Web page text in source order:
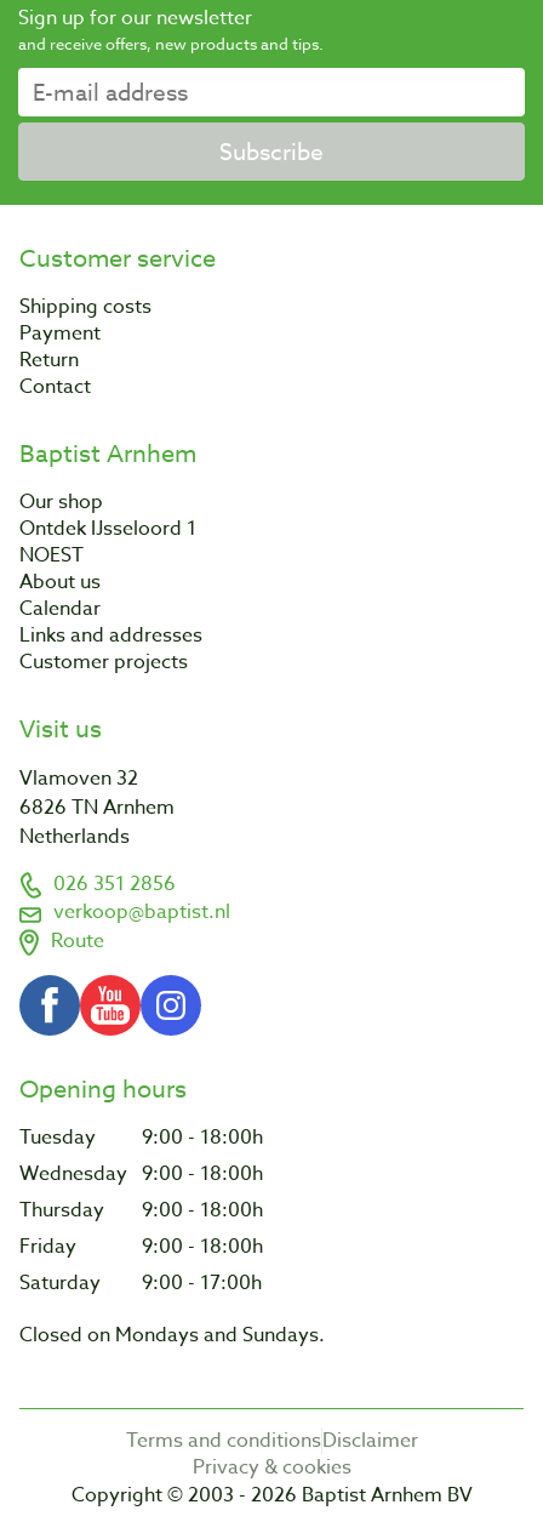
Sign up for our newsletter
and receive offers, new products and tips.
Subscribe
Customer service
Shipping costs
Payment
Return
Contact
Baptist Arnhem
Our shop
Ontdek IJsseloord 1
NOEST
About us
Calendar
Links and addresses
Customer projects
Visit us
Vlamoven 32
6826 TN Arnhem
Netherlands
026 351 2856
verkoop@baptist.nl
Route
Opening hours
Tuesday
9:00 - 18:00h
Wednesday 9:00 - 18:00h
Thursday
9:00 - 18:00h
Friday
9:00 - 18:00h
Saturday
9:00 - 17:00h
Closed on Mondays and Sundays.
Terms and conditionsDisclaimer
Privacy & cookies
Copyright © 2003 - 2026 Baptist Arnhem BV